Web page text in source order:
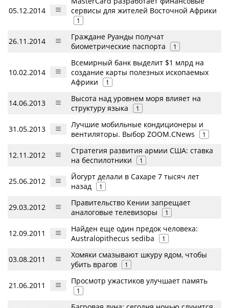
05.12.2014
сервисы для жителей Восточной Африки
1
26.11.2014
Граждане Руанды получат
биометрические паспорта
1
10.02.2014
Всемирный банк выделит $1 млрд на
создание карты полезных ископаемых
Африки
1
14.06.2013
Высота над уровнем моря влияет на
структуру языка
1
31.05.2013
Лучшие мобильные кондиционеры и
вентиляторы. Выбор ZOOM.CNews
1
12.11.2012
Стратегия развития армии США: ставка
на беспилотники
1
25.06.2012
Йогурт делали в Сахаре 7 тысяч лет
назад
1
29.03.2012
Правительство Кении запрещает
аналоговые телевизоры
1
12.09.2011
Найден еще один предок человека:
Australopithecus sediba
1
03.08.2011
Хомяки смазывают шкуру ядом, чтобы
убить врагов
1
21.06.2011 Просмотр ужастиков улучшает память
1